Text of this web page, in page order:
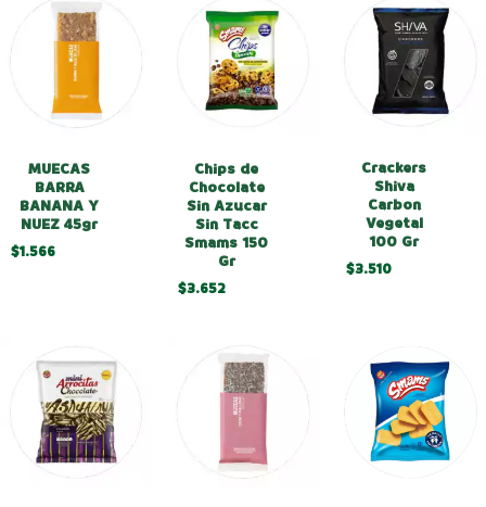
MUECAS
BARRA
BANANA Y
NUEZ 45gr
$1.566
Chips de
Chocolate
Sin Azucar
Sin Tacc
Smams 150
Gr
$3.652
Crackers
Shiva
Carbon
Vegetal
100 Gr
$3.510